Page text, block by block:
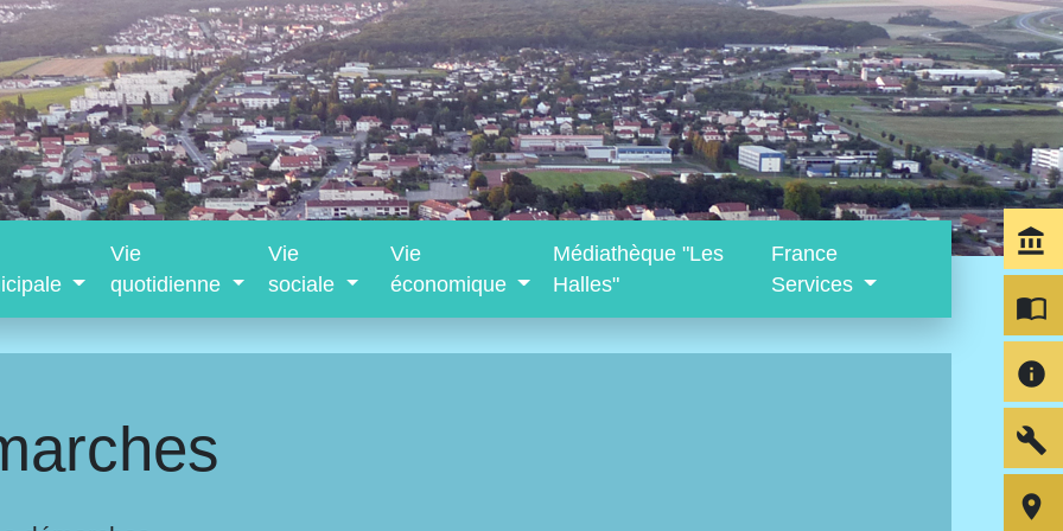
Vie
quotidienne
Vie
sociale
Vie
économique
Médiathèque "Les
Halles"
France
Services
account_balance
import_contacts
info
build
room